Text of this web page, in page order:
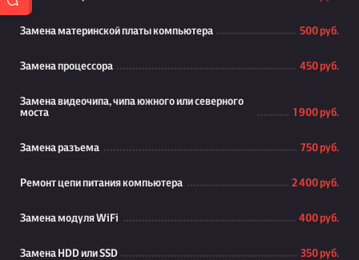
Замена материнской платы компьютера 500 руб.
Замена процессора 450 руб.
Замена видеочипа, чипа южного или северного
моста
1 900 руб.
Замена разъема 750 руб.
Ремонт цепи питания компьютера 2 400 руб.
Замена модуля WiFi 400 руб.
Замена HDD или SSD 350 руб.